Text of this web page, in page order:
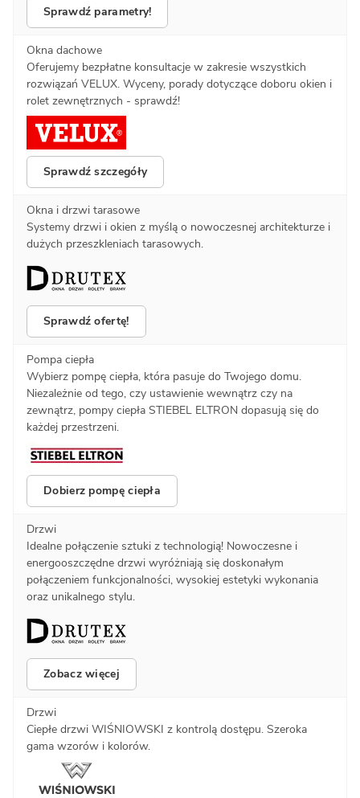
Sprawdź parametry!
Okna dachowe
Oferujemy bezpłatne konsultacje w zakresie wszystkich
rozwiązań VELUX. Wyceny, porady dotyczące doboru okien i
rolet zewnętrznych - sprawdź!
Sprawdź szczegóły
Okna i drzwi tarasowe
Systemy drzwi i okien z myślą o nowoczesnej architekturze i
dużych przeszkleniach tarasowych.
Sprawdź ofertę!
Pompa ciepła
Wybierz pompę ciepła, która pasuje do Twojego domu.
Niezależnie od tego, czy ustawienie wewnątrz czy na
zewnątrz, pompy ciepła STIEBEL ELTRON dopasują się do
każdej przestrzeni.
Dobierz pompę ciepła
Drzwi
Idealne połączenie sztuki z technologią! Nowoczesne i
energooszczędne drzwi wyróżniają się doskonałym
połączeniem funkcjonalności, wysokiej estetyki wykonania
oraz unikalnego stylu.
Zobacz więcej
Drzwi
Ciepłe drzwi WIŚNIOWSKI z kontrolą dostępu. Szeroka
gama wzorów i kolorów.